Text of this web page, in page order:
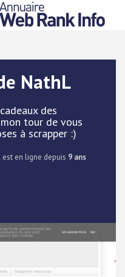
NathL
des
tour de vous
à scrapper :)
est en ligne depuis 9 ans